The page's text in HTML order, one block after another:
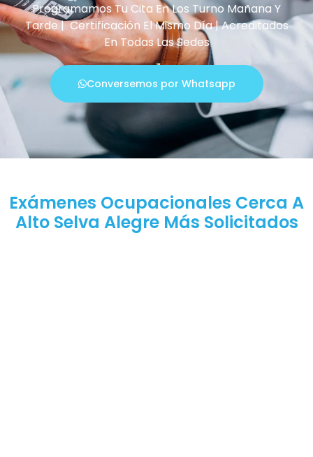
Programamos Tu Cita En Los Turno Mañana Y
Tarde | Certificación El Mismo Día | Acreditados
En Todas Las Sedes
Conversemos por Whatsapp
Exámenes Ocupacionales Cerca A
Alto Selva Alegre Más Solicitados